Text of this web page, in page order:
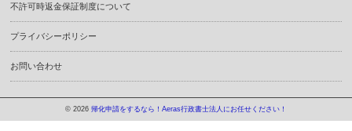
不許可時返金保証制度について
プライバシーポリシー
お問い合わせ
© 2026 帰化申請をするなら！Aeras行政書士法人にお任せください！